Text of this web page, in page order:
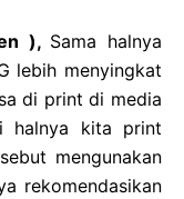
), Sama halnya
lebih menyingkat
di print di media
halnya kita print
mengunakan
rekomendasikan